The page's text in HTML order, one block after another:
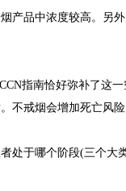
产品中浓度较高。另
指南恰好弥补了这一
不戒烟会增加死亡风
处于哪个阶段(三个大